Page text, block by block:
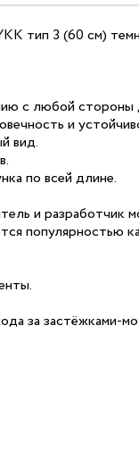
тип 3 (60 см)
с любой стороны
и
вид.
по всей длине.
и разработчик
за застёжками-